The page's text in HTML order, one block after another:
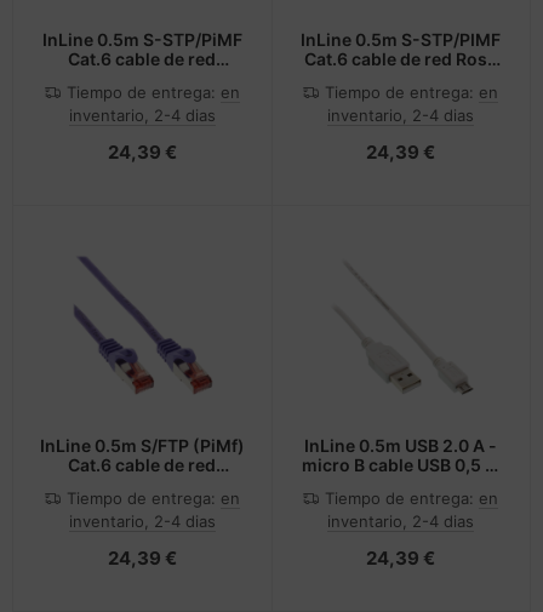
InLine 0.5m S-STP/PiMF
Cat.6 cable de red
(S-STP)
Tiempo de entrega: en
inventario, 2-4 dias
24,39 €
InLine 0.5m S-STP/PIMF
Cat.6 cable de red Rosa
STP)
Tiempo de entrega: en
inventario, 2-4 dias
24,39 €
InLine 0.5m S/FTP (PiMf)
Cat.6 cable de red
S/FTP (S-STP)
Tiempo de entrega: en
inventario, 2-4 dias
24,39 €
InLine 0.5m USB 2.0 A -
micro B cable USB 0,5 m
Blanco
Tiempo de entrega: en
inventario, 2-4 dias
24,39 €